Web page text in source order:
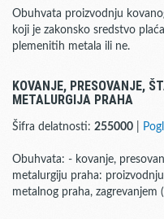
Obuhvata proizvodnju
koji je zakonsko sredstvo
plemenitih metala ili ne.
KOVANJE, PRESOVANJE,
METALURGIJA PRAHA
Šifra delatnosti: 255000
Obuhvata: - kovanje,
metalurgiju praha:
metalnog praha,